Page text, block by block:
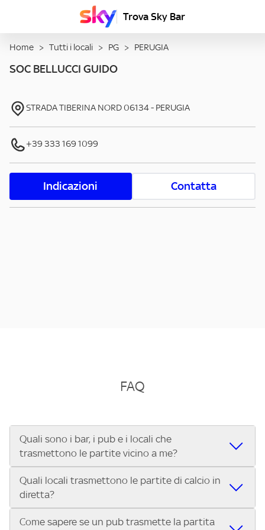
Trova Sky Bar
Home > Tutti i locali > PG > PERUGIA
SOC BELLUCCI GUIDO
STRADA TIBERINA NORD 06134- PERUGIA
+39 333 169 1099
Indicazioni Contatta
FAQ
Quali sono i bar, i pub e i locali che
trasmettono le partite vicino a me?
Se cerchi un bar, pub, ristorante o locale vicino a te per
vedere le partite di Serie A ENILIVE, la Serie C Sky Wifi, la
UEFA Champions League, la UEFA Europa League, la UEFA
Conference League, il Tennis, la Formula 1®, la MotoGP™ e
Quali locali trasmettono le partite di calcio in
diretta?
Vuoi sapere quali bar, pub o ristoranti mostrano le partite
Come sapere se un pub trasmette la partita